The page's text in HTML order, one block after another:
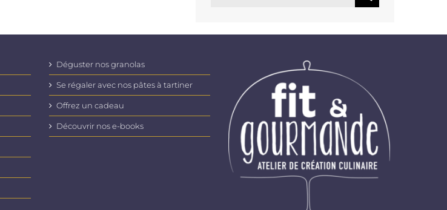
Déguster nos granolas
Se régaler avec nos pâtes à tartiner
Offrez un cadeau
Découvrir nos e-books